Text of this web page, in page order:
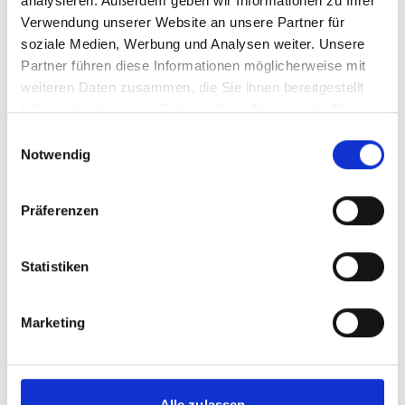
Verwendung unserer Website an unsere Partner für
soziale Medien, Werbung und Analysen weiter. Unsere
Partner führen diese Informationen möglicherweise mit
weiteren Daten zusammen, die Sie ihnen bereitgestellt
haben oder die sie im Rahmen Ihrer Nutzung der Dienste
Notwendig
Präferenzen
Statistiken
Marketing
05/ 2022 | Publikations-Typen | Bericht
MENA Region Cooling Status Report:
Progress, Opportunities, and Insights
Englisch (PDF, 3 MB)
Projekt